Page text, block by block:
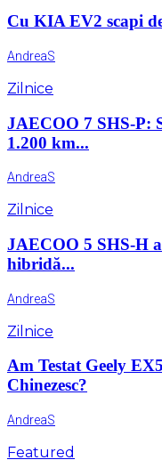
Cu KIA EV2 scapi
AndreaS
Zilnice
JAECOO 7 SHS-P:
1.200 km...
AndreaS
Zilnice
JAECOO 5 SHS-H
hibridă...
AndreaS
Zilnice
Am Testat Geely
Chinezesc?
AndreaS
Featured